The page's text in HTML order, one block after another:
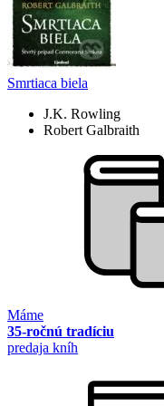
Smrtiaca biela
J.K. Rowling
Robert Galbraith
Máme
35-ročnú tradíciu
predaja kníh